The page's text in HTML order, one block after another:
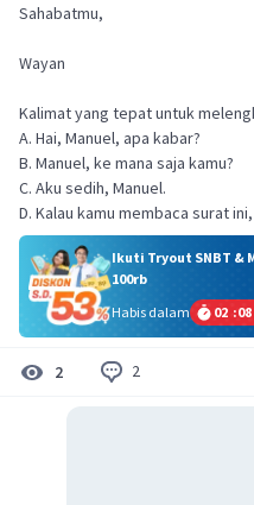
Sahabatmu,
Wayan
Kalimat yang tepat untuk
A. Hai, Manuel, apa kabar?
B. Manuel, ke mana saja kamu?
C. Aku sedih, Manuel.
D. Kalau kamu membaca surat
Ikuti Tryout SNBT &
100rb
Habis dalam
02 :08
2 2